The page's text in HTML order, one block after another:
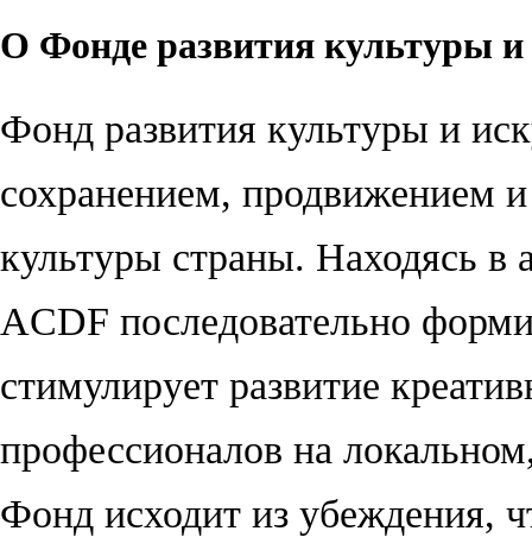
О Фонде развития культуры и
Фонд развития культуры и
сохранением, продвижением и
культуры страны. Находясь в
ACDF последовательно
стимулирует развитие
профессионалов на
Фонд исходит из убеждения,